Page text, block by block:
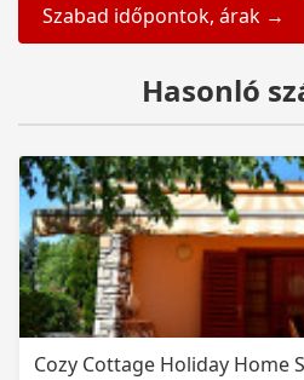
Szabad időpontok, árak →
Hasonló
Cozy Cottage Holiday Home